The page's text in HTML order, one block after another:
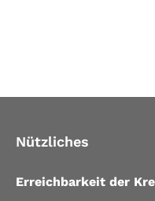
Nützliches
Erreichbarkeit der